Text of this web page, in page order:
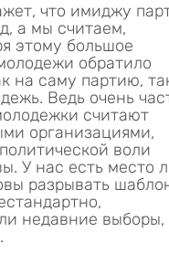
что имиджу
а мы считаем,
этому большое
обратило
на саму партию,
Ведь очень
считают
организациями,
воли
У нас есть место
разрывать
недавние выборы,